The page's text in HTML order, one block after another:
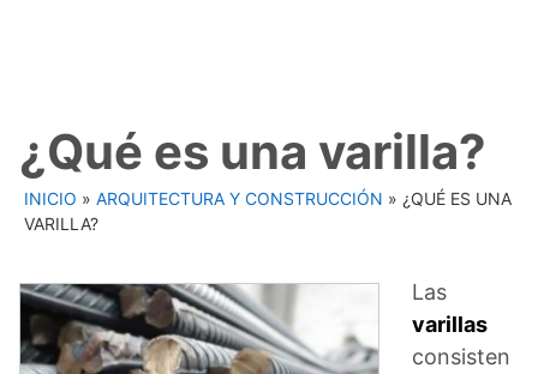
¿Qué es una varilla?
INICIO » ARQUITECTURA Y CONSTRUCCIÓN » ¿QUÉ ES UNA
VARILLA?
Las
varillas
consisten